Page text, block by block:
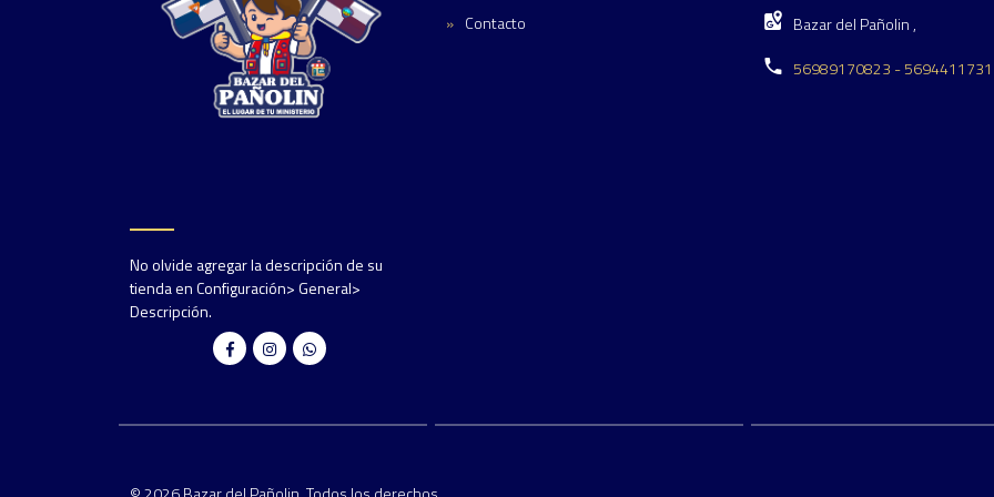
No olvide agregar la descripción de su
tienda en Configuración> General>
Descripción.
Contacto
Bazar del Pañolin ,
56989170823 -